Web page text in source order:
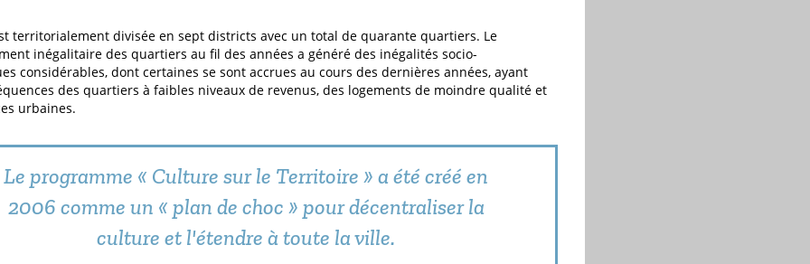
territorialement divisée en sept districts avec un total de quarante quartiers. Le
inégalitaire des quartiers au fil des années a généré des inégalités socio-
considérables, dont certaines se sont accrues au cours des dernières années, ayant
des quartiers à faibles niveaux de revenus, des logements de moindre qualité et
urbaines.
Le programme « Culture sur le Territoire » a été créé en
2006 comme un « plan de choc » pour décentraliser la
culture et l'étendre à toute la ville.